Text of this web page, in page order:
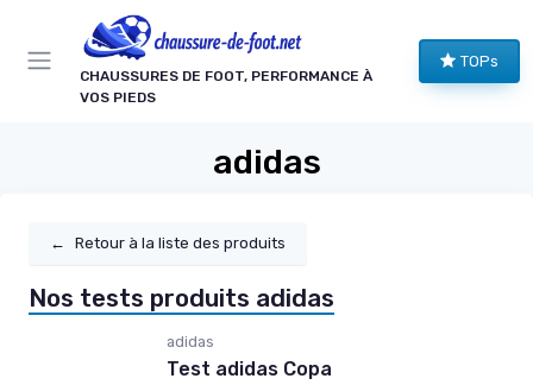
CHAUSSURES DE FOOT, PERFORMANCE À
VOS PIEDS
TOPs
adidas
← Retour à la liste des produits
Nos tests produits adidas
adidas
Test adidas Copa
Panneau de gestion des cookies